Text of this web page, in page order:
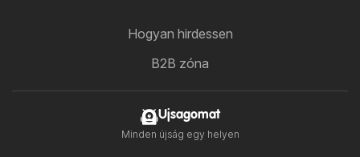
Hogyan hirdessen
B2B zóna
Ujsagomat
Minden újság egy helyen